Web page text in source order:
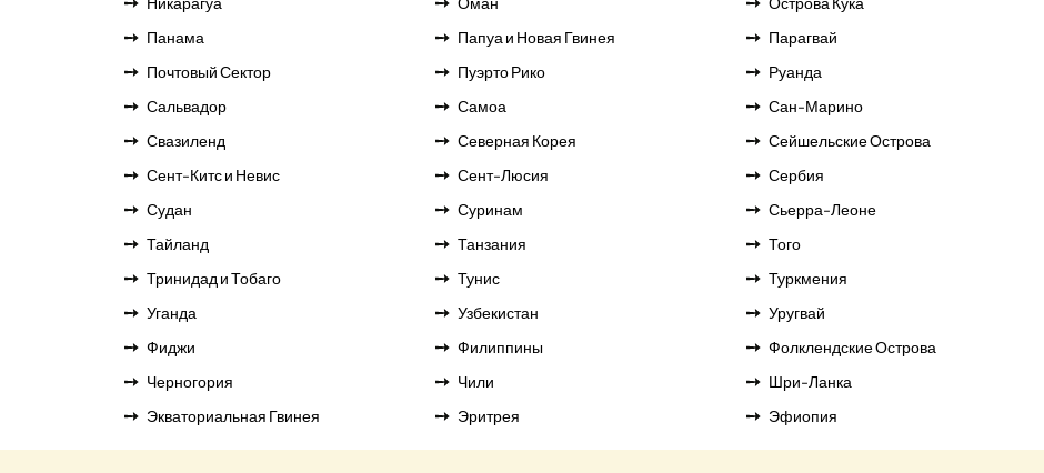
Панама
Папуа и Новая Гвинея Парагвай
Почтовый Сектор
Пуэрто Рико Руанда
Сальвадор
Самоа Сан-Марино
Свазиленд
Северная Корея Сейшельские Острова
Сент-Китс и Невис
Сент-Люсия Сербия
Судан
Суринам Сьерра-Леоне
Тайланд
Танзания Того
Тринидад и Тобаго
Тунис Туркмения
Уганда
Узбекистан Уругвай
Фиджи
Филиппины Фолклендские Острова
Черногория
Чили Шри-Ланка
Экваториальная Гвинея
Эритрея Эфиопия